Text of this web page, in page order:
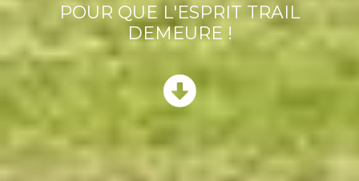
POUR QUE L'ESPRIT TRAIL
DEMEURE !